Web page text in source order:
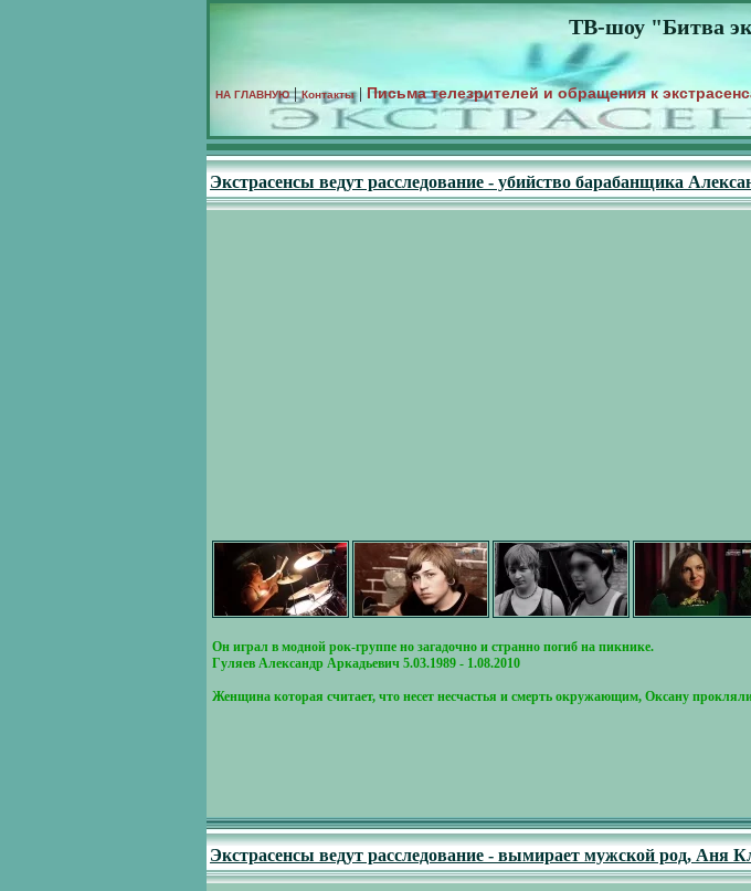
ТВ-шоу "Битва
НА ГЛАВНУЮ|Контакты| Письма телезрителей и обращения к
Экстрасенсы ведут расследование - убийство барабанщика
Он играл в модной рок-группе но загадочно и странно погиб на пикнике.
Гуляев Александр Аркадьевич 5.03.1989 - 1.08.2010
Женщина которая считает, что несет несчастья и смерть окружающим, Оксану
Экстрасенсы ведут расследование - вымирает мужской род, Аня